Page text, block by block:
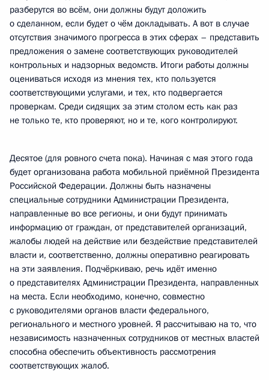
разберутся во всём, они должны будут доложить
о сделанном, если будет о чём докладывать. А вот в случае
отсутствия значимого прогресса в этих сферах – представить
предложения о замене соответствующих руководителей
контрольных и надзорных ведомств. Итоги работы должны
оцениваться исходя из мнения тех, кто пользуется
соответствующими услугами, и тех, кто подвергается
проверкам. Среди сидящих за этим столом есть как раз
не только те, кто проверяют, но и те, кого контролируют.
Десятое (для ровного счета пока). Начиная с мая этого года
будет организована работа мобильной приёмной Президента
Российской Федерации. Должны быть назначены
специальные сотрудники Администрации Президента,
направленные во все регионы, и они будут принимать
информацию от граждан, от представителей организаций,
жалобы людей на действие или бездействие представителей
власти и, соответственно, должны оперативно реагировать
на эти заявления. Подчёркиваю, речь идёт именно
о представителях Администрации Президента, направленных
на места. Если необходимо, конечно, совместно
с руководителями органов власти федерального,
регионального и местного уровней. Я рассчитываю на то, что
независимость назначенных сотрудников от местных властей
способна обеспечить объективность рассмотрения
соответствующих жалоб.